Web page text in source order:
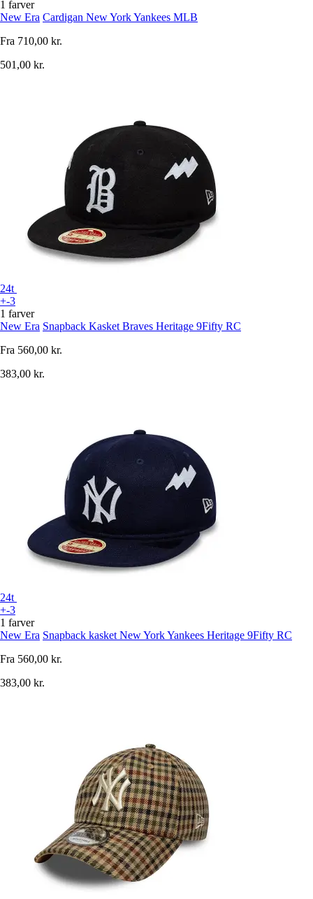
1 farver
New Era Cardigan New York Yankees MLB
Fra 710,00 kr.
501,00 kr.
24t
+-3
1 farver
New Era Snapback Kasket Braves Heritage 9Fifty RC
Fra 560,00 kr.
383,00 kr.
24t
+-3
1 farver
New Era Snapback kasket New York Yankees Heritage 9Fifty RC
Fra 560,00 kr.
383,00 kr.